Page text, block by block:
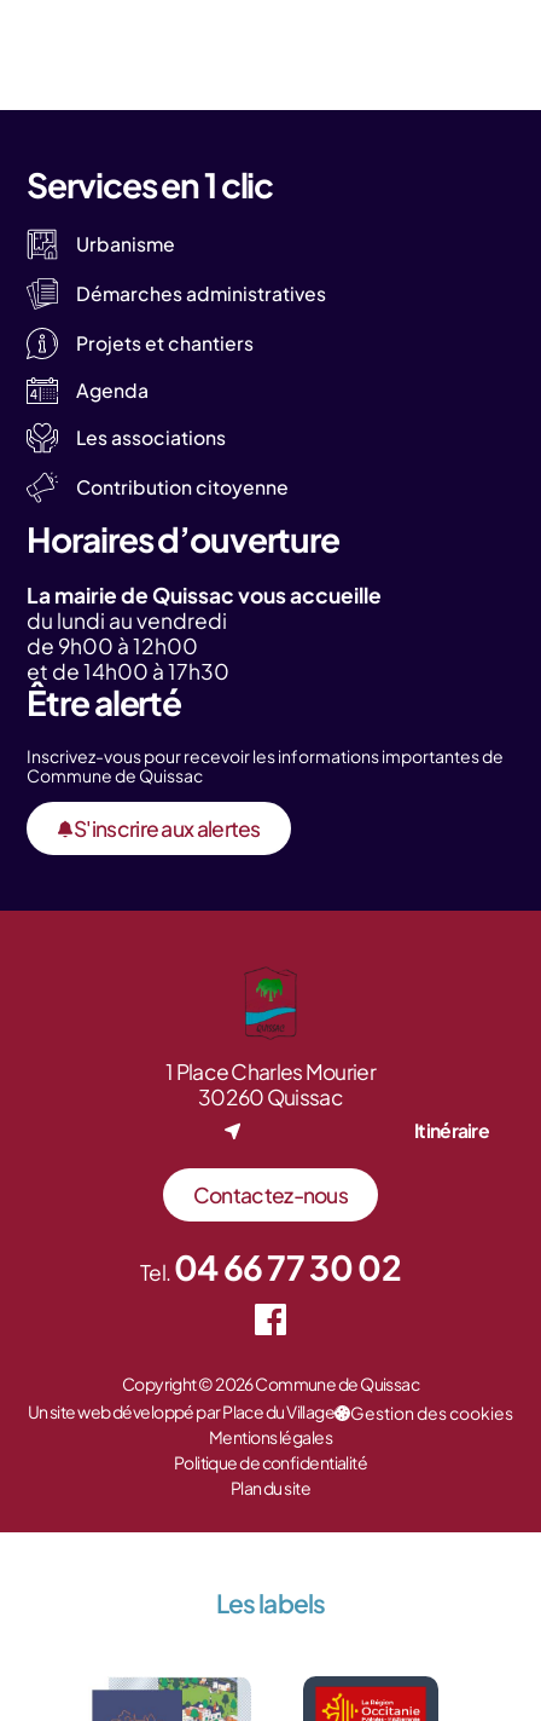
Services en 1 clic
Urbanisme
Démarches administratives
Projets et chantiers
Agenda
Les associations
Contribution citoyenne
Horaires d’ouverture
La mairie de Quissac vous accueille
du lundi au vendredi
de 9h00 à 12h00
et de 14h00 à 17h30
Être alerté
Inscrivez-vous pour recevoir les informations importantes de
Commune de Quissac
S'inscrire aux alertes
1 Place Charles Mourier
30260 Quissac
Itinéraire
Contactez-nous
Tel.04 66 77 30 02
Copyright © 2026 Commune de Quissac
Un site web développé par Place du Village
Gestion des cookies
Mentions légales
Politique de confidentialité
Plan du site
Les labels